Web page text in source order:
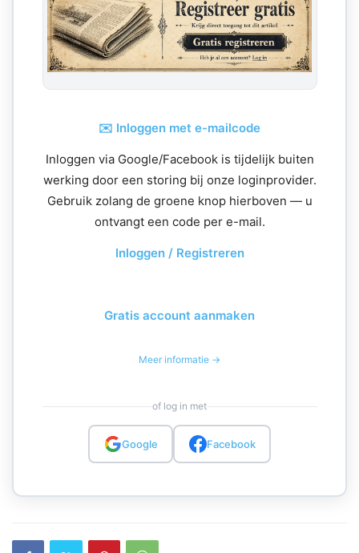
✉️ Inloggen met e-mailcode
Inloggen via Google/Facebook is tijdelijk buiten
werking door een storing bij onze loginprovider.
Gebruik zolang de groene knop hierboven — u
ontvangt een code per e-mail.
Inloggen / Registreren
Gratis account aanmaken
Meer informatie →
of log in met
Google Facebook